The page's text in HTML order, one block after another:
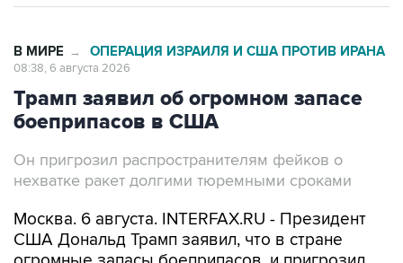
В МИРЕ → ОПЕРАЦИЯ ИЗРАИЛЯ И США ПРОТИВ ИРАНА
08:38, 6 августа 2026
Трамп заявил об огромном запасе
боеприпасов в США
Он пригрозил распространителям фейков о
нехватке ракет долгими тюремными сроками
Москва. 6 августа. INTERFAX.RU - Президент
США Дональд Трамп заявил, что в стране